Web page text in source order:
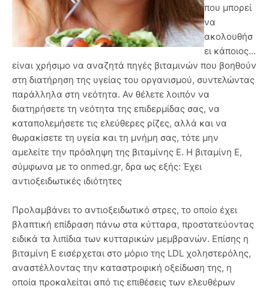
που μπορεί
να
ακολουθήσ
ει κάποιος...
είναι χρήσιμο να αναζητά πηγές βιταμινών που βοηθούν
στη διατήρηση της υγείας του οργανισμού, συντελώντας
παράλληλα στη νεότητα. Αν θέλετε λοιπόν να
διατηρήσετε τη νεότητα της επιδερμίδας σας, να
καταπολεμήσετε τις ελεύθερες ρίζες, αλλά και να
θωρακίσετε τη υγεία και τη μνήμη σας, τότε μην
αμελείτε την πρόσληψη της βιταμίνης Ε. Η βιταμίνη Ε,
σύμφωνα με το onmed.gr, δρα ως εξής: Έχει
αντιοξειδωτικές ιδιότητες
Προλαμβάνει το αντιοξειδωτικό στρες, το οποίο έχει
βλαπτική επίδραση πάνω στα κύτταρα, προστατεύοντας
ειδικά τα λιπίδια των κυτταρικών μεμβρανών. Επίσης η
βιταμίνη Ε εισέρχεται στο μόριο της LDL χοληστερόλης,
αναστέλλοντας την καταστροφική οξείδωση της, η
οποία προκαλείται από τις επιθέσεις των ελευθέρων